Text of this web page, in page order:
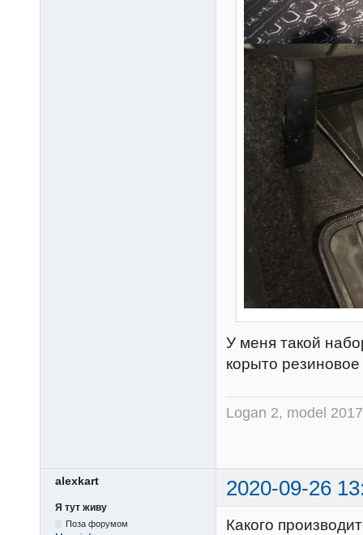
У меня такой
корыто
Logan 2, model
alexkart 2020-09-26
Я тут живу
Поза форумом Какого